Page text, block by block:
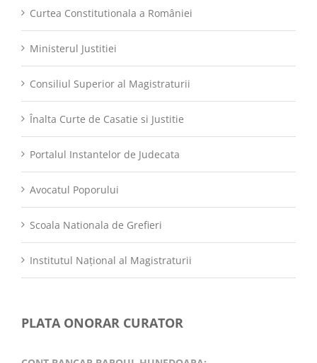
Curtea Constitutionala a României
Ministerul Justitiei
Consiliul Superior al Magistraturii
Înalta Curte de Casatie si Justitie
Portalul Instantelor de Judecata
Avocatul Poporului
Scoala Nationala de Grefieri
Institutul Național al Magistraturii
PLATA ONORAR CURATOR